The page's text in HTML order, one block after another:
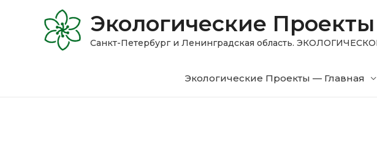
Экологические Проекты
Санкт-Петербург и Ленинградская область.
Экологические Проекты — Главная